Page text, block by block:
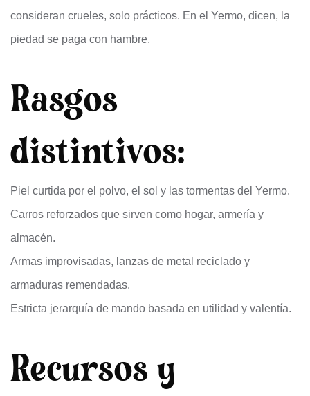
consideran crueles, solo prácticos. En el Yermo, dicen, la
piedad se paga con hambre.
Rasgos
distintivos:
Piel curtida por el polvo, el sol y las tormentas del Yermo.
Carros reforzados que sirven como hogar, armería y
almacén.
Armas improvisadas, lanzas de metal reciclado y
armaduras remendadas.
Estricta jerarquía de mando basada en utilidad y valentía.
Recursos y